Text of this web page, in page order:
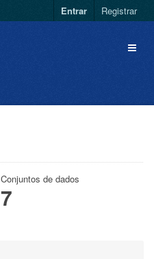
Entrar Registrar
Conjuntos de dados
7